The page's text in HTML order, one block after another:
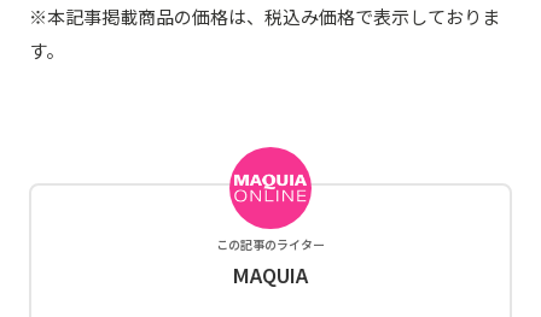
※本記事掲載商品の価格は、税込み価格で表示しておりま
す。
この記事のライター
MAQUIA